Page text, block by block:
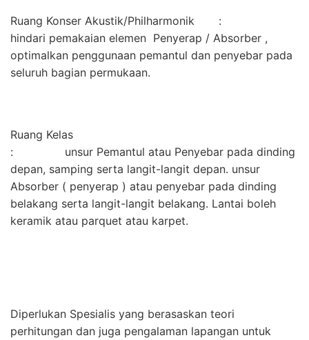
Ruang Konser Akustik/Philharmonik :
hindari pemakaian elemen Penyerap / Absorber ,
optimalkan penggunaan pemantul dan penyebar pada
seluruh bagian permukaan.
Ruang Kelas
: unsur Pemantul atau Penyebar pada dinding
depan, samping serta langit-langit depan. unsur
Absorber ( penyerap ) atau penyebar pada dinding
belakang serta langit-langit belakang. Lantai boleh
keramik atau parquet atau karpet.
Diperlukan Spesialis yang berasaskan teori
perhitungan dan juga pengalaman lapangan untuk